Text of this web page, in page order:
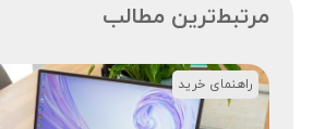
مرتبط‌ترین مطالب
راهنمای خرید